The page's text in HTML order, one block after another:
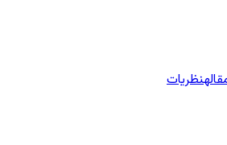
نظریات